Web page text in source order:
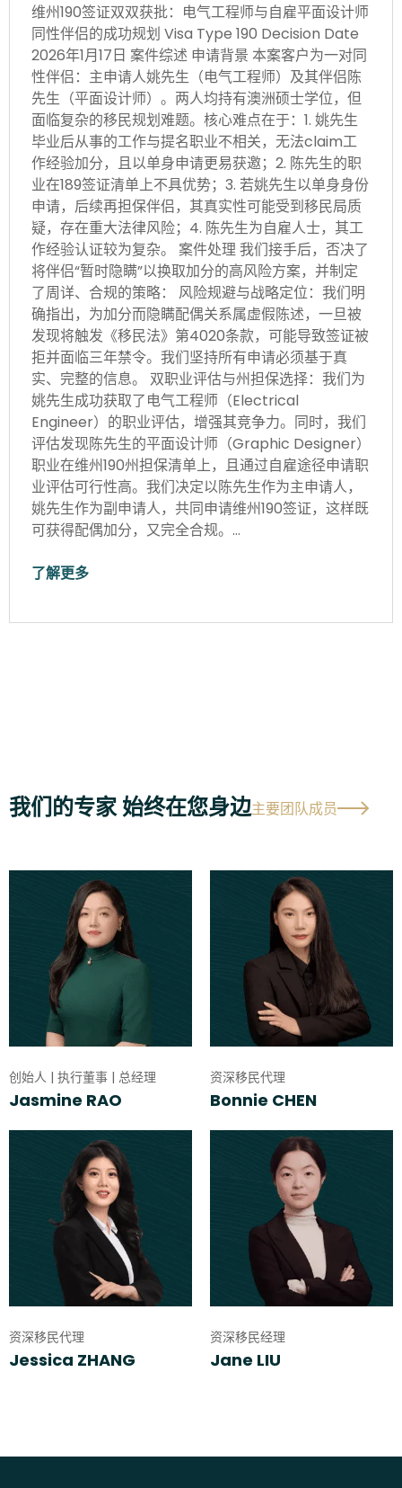
维州190签证双双获批：电气工程师与自雇平面设计师
同性伴侣的成功规划 Visa Type 190 Decision Date
2026年1月17日 案件综述 申请背景 本案客户为一对同
性伴侣：主申请人姚先生（电气工程师）及其伴侣陈
先生（平面设计师）。两人均持有澳洲硕士学位，但
面临复杂的移民规划难题。核心难点在于：1. 姚先生
毕业后从事的工作与提名职业不相关，无法claim工
作经验加分，且以单身申请更易获邀；2. 陈先生的职
业在189签证清单上不具优势；3. 若姚先生以单身身份
申请，后续再担保伴侣，其真实性可能受到移民局质
疑，存在重大法律风险；4. 陈先生为自雇人士，其工
作经验认证较为复杂。 案件处理 我们接手后，否决了
将伴侣“暂时隐瞒”以换取加分的高风险方案，并制定
了周详、合规的策略： 风险规避与战略定位：我们明
确指出，为加分而隐瞒配偶关系属虚假陈述，一旦被
发现将触发《移民法》第4020条款，可能导致签证被
拒并面临三年禁令。我们坚持所有申请必须基于真
实、完整的信息。 双职业评估与州担保选择：我们为
姚先生成功获取了电气工程师（Electrical
Engineer）的职业评估，增强其竞争力。同时，我们
评估发现陈先生的平面设计师（Graphic Designer）
职业在维州190州担保清单上，且通过自雇途径申请职
业评估可行性高。我们决定以陈先生作为主申请人，
姚先生作为副申请人，共同申请维州190签证，这样既
可获得配偶加分，又完全合规。…
了解更多
我们的专家 始终在您身边主要团队成员
创始人 | 执行董事 | 总经理
Jasmine RAO
资深移民代理
Bonnie CHEN
资深移民代理
Jessica ZHANG
资深移民经理
Jane LIU